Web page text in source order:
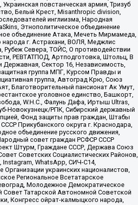
повстанческая армия, Тризуб
Белый Крест, Misanthropic division,
инглиизма, Народная
Этнополитическое объединение
объединение Атака, Мечеть Мирмамеда,
народа г. Астрахани, ВОЛЯ, Меджлис
Рубеж Севера, ТОЙС, О противодействии
РЕВТАТПОД, Артподготовка, Штольц, В
Сектор 16, Независимость,
группа МПГ, Курсом Правды и
группа, Автоград Крю, Союз
Благотворительный пансионат Ак Умут,
уголовное единство, Башкорт,
W.H.С., Фалунь Дафа, Иртыш Ultras,
Новокузнецк/РПК, Сибирский державный
Фонд защиты прав граждан, Штабы
Прикубанского округа г. Краснодара,
объединение русского движения,
совет граждан РСФСР СССР
Штурм, Граждане СССР, Держава Союз
Советских Социалистических Районов,
Instagram, WhatsApp, СИЧ-С14,
украинских националистов,
Региональное Всетатарское
Молодежное Демократическое
Совет Татарской Автономной Советской
Конгресс ойрат-калмыцкого народа,